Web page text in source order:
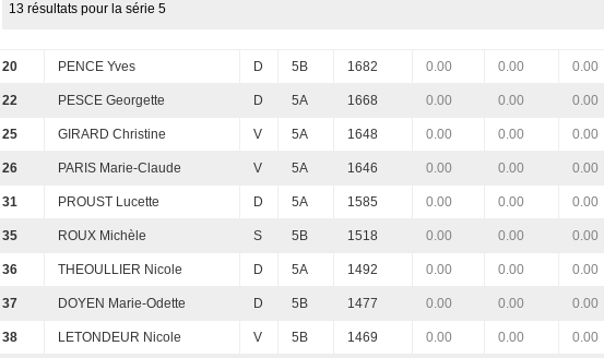
13 résultats pour la série 5
20 PENCE Yves D 5B 1682 0.00 0.00 0.00
22 PESCE Georgette D 5A 1668 0.00 0.00 0.00
25 GIRARD Christine V 5A 1648 0.00 0.00 0.00
26 PARIS Marie-Claude V 5A 1646 0.00 0.00 0.00
31 PROUST Lucette D 5A 1585 0.00 0.00 0.00
35 ROUX Michèle S 5B 1518 0.00 0.00 0.00
36 THEOULLIER Nicole D 5A 1492 0.00 0.00 0.00
37 DOYEN Marie-Odette D 5B 1477 0.00 0.00 0.00
38 LETONDEUR Nicole V 5B 1469 0.00 0.00 0.00